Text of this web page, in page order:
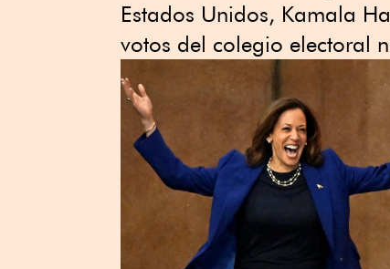
Estados Unidos, Kamala
votos del colegio electoral